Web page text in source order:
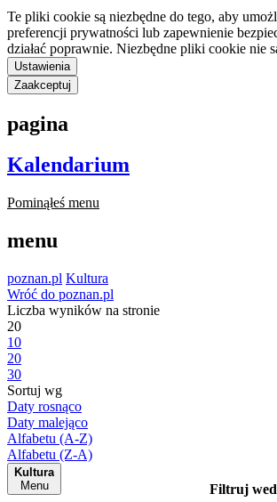
Te pliki cookie są niezbędne do tego, aby
preferencji prywatności lub zapewnienie
działać poprawnie. Niezbędne pliki cookie nie
Ustawienia
Zaakceptuj
pagina
Kalendarium
Pominąłeś menu
menu
poznan.pl Kultura
Wróć do poznan.pl
Liczba wyników na stronie
20
10
20
30
Sortuj wg
Daty rosnąco
Daty malejąco
Alfabetu (A-Z)
Alfabetu (Z-A)
Kultura
Menu
Filtruj